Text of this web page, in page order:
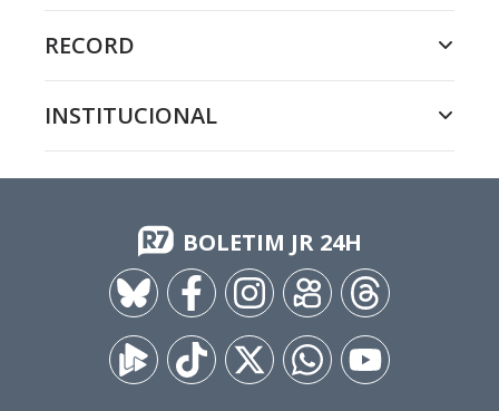
RECORD
INSTITUCIONAL
BOLETIM JR 24H